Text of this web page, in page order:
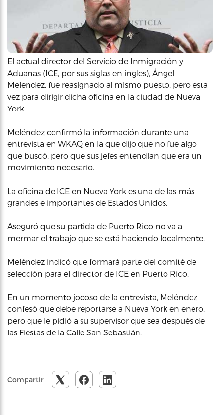
El actual director del Servicio de Inmigración y
Aduanas (ICE, por sus siglas en ingles), Ángel
Melendez, fue reasignado al mismo puesto, pero esta
vez para dirigir dicha oficina en la ciudad de Nueva
York.
Meléndez confirmó la información durante una
entrevista en WKAQ en la que dijo que no fue algo
que buscó, pero que sus jefes entendían que era un
movimiento necesario.
La oficina de ICE en Nueva York es una de las más
grandes e importantes de Estados Unidos.
Aseguró que su partida de Puerto Rico no va a
mermar el trabajo que se está haciendo localmente.
Meléndez indicó que formará parte del comité de
selección para el director de ICE en Puerto Rico.
En un momento jocoso de la entrevista, Meléndez
confesó que debe reportarse a Nueva York en enero,
pero que le pidió a su supervisor que sea después de
las Fiestas de la Calle San Sebastián.
Compartir